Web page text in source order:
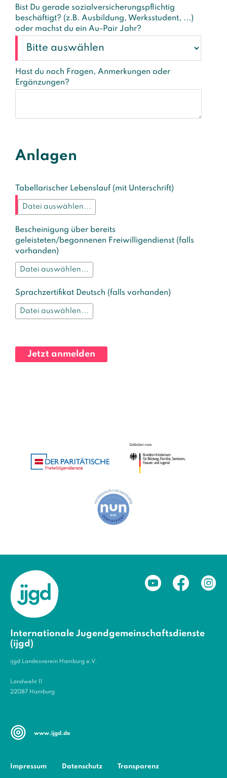
Internationale Jugendgemeinschaftsdienste
(ijgd)
ijgd Landesverein Hamburg e.V.
Landwehr 11
22087 Hamburg
www.ijgd.de
Impressum Datenschutz Transparenz